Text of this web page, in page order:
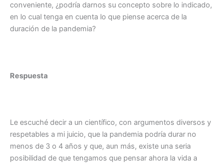
conveniente, ¿podría darnos su concepto sobre lo indicado,
en lo cual tenga en cuenta lo que piense acerca de la
duración de la pandemia?
Respuesta
Le escuché decir a un científico, con argumentos diversos y
respetables a mi juicio, que la pandemia podría durar no
menos de 3 o 4 años y que, aun más, existe una seria
posibilidad de que tengamos que pensar ahora la vida a